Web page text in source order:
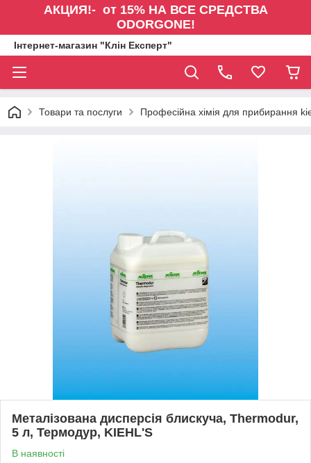
АКЦИЯ!- от 15% НА ВСЕ СРЕДСТВА
ODORGONE!
Інтернет-магазин "Клін Експерт"
Товари та послуги Професійна хімія для прибирання
Металізована дисперсія блискуча, Thermodur,
5 л, Термодур, KIEHL'S
В наявності